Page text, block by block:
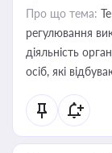
Про що тема:
регулювання
діяльність
осіб, які